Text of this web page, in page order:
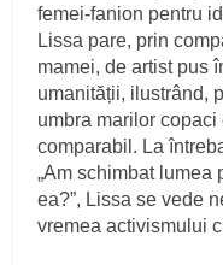
femei-fanion pentru
Lissa pare, prin
mamei, de artist pus
umanității, ilustrând,
umbra marilor
comparabil. La
„Am schimbat lumea
ea?”, Lissa se vede
vremea activismului